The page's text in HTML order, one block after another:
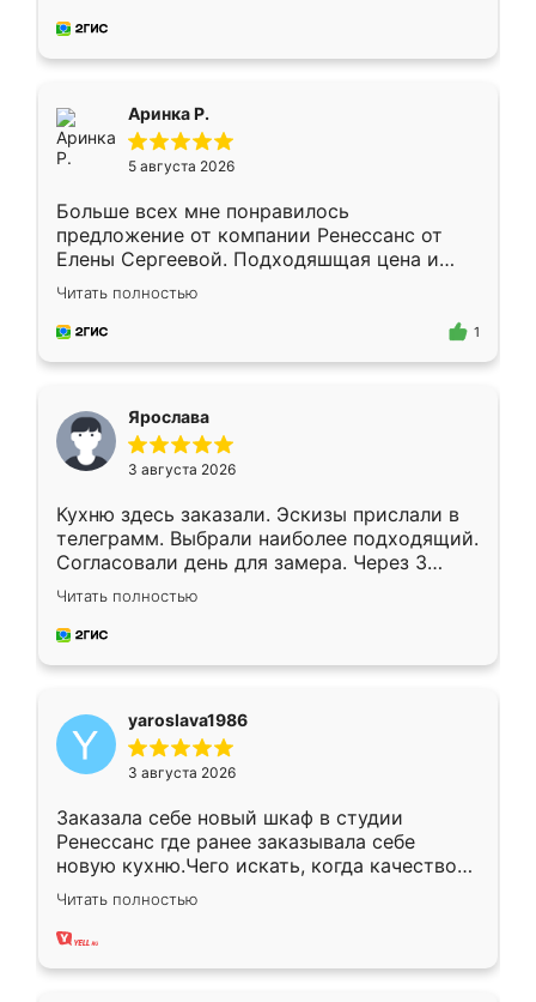
за день, ребята работали аккуратно, даже
Аринка Р.
5 августа 2026
Больше всех мне понравилось
предложение от компании Ренессанс от
Елены Сергеевой. Подходяшщая цена и
короткие сроки изготовления. Приехавший
для замера сотрудник Владислав
предложил по моему эскизу самый
Читать полностью
1
Ярослава
3 августа 2026
Кухню здесь заказали. Эскизы прислали в
телеграмм. Выбрали наиболее подходящий.
Согласовали день для замера. Через 3
недели кухня была уже готова. Остались
довольны работой. Спасибо Ренессанс
мебель за качественную работу!
Читать полностью
yaroslava1986
3 августа 2026
Заказала себе новый шкаф в студии
Ренессанс где ранее заказывала себе
новую кухню.Чего искать, когда качеством
вполне довольна. Служит кухня уже почти
два года, нареканий нет.
Читать полностью